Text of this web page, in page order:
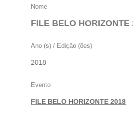
FILE
BELO
2018
–
Nome
FILE BELO HORIZONTE
Ano (s) / Edição (ões)
2018
Evento
FILE BELO HORIZONTE 2018